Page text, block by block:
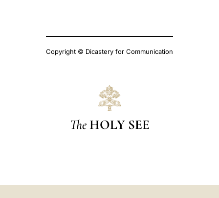
Copyright © Dicastery for Communication
The HOLY SEE